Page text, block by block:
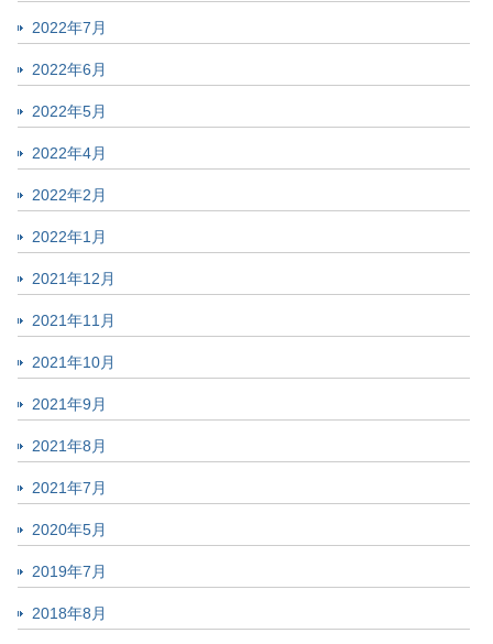
2022年7月
2022年6月
2022年5月
2022年4月
2022年2月
2022年1月
2021年12月
2021年11月
2021年10月
2021年9月
2021年8月
2021年7月
2020年5月
2019年7月
2018年8月